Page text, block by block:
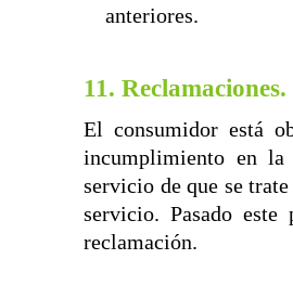
anteriores.
11. Reclamaciones.
El consumidor está
incumplimiento en
servicio de que se
servicio. Pasado
reclamación.